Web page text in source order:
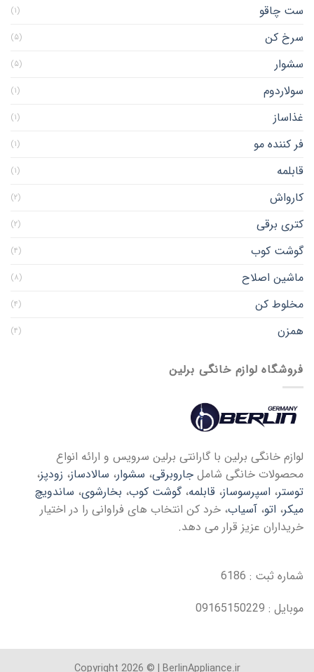
ست چاقو (۱)
سرخ کن (۵)
سشوار (۵)
سولاردوم (۱)
غذاساز (۱)
فر کننده مو (۱)
قابلمه (۱)
کارواش (۲)
کتری برقی (۲)
گوشت کوب (۴)
ماشین اصلاح (۸)
مخلوط کن (۴)
همزن (۴)
فروشگاه لوازم خانگی برلین
لوازم خانگی برلین با گارانتی برلین سرویس و ارائه انواع
محصولات خانگی شامل جاروبرقی، سشوار، سالادساز، زودپز،
توستر، اسپرسوساز، قابلمه،گوشت کوب، بخارشوی، ساندویچ
میکر، اتو، آسیاب، خرد کن انتخاب های فراوانی را در اختیار
خریداران عزیز قرار می دهد.
شماره ثبت : 6186
موبایل : 09165150229